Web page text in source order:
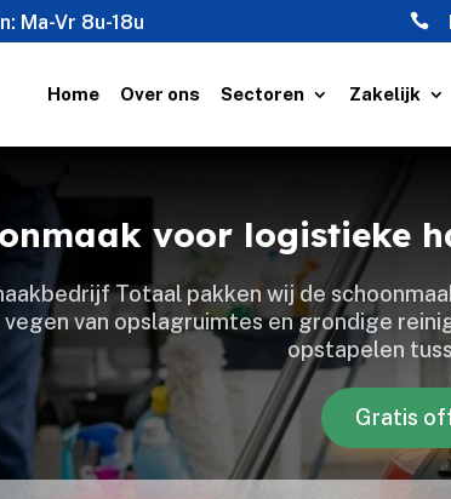
Ma-Vr 8u-18u 
Home Over ons Sectoren Zakelijk
voor logistieke
Totaal pakken wij de
vegen van opslagruimtes en grondige
opstapelen
Gratis